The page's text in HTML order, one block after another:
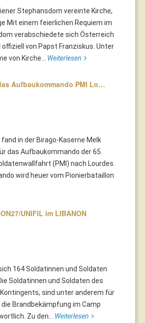
Stephansdom vereinte Kirche,
Mit einem feierlichen Requiem im
verabschiedete sich Österreich
von Papst Franziskus. Unter
von Kirche... Weiterlesen
Aufbaukommando PMI Lo…
fand in der Birago-Kaserne Melk
das Aufbaukommando der 65.
(PMI) nach Lourdes
wird heuer vom Pionierbataillon
UNIFIL im LIBANON
164 Soldatinnen und Soldaten
Soldatinnen und Soldaten des
sind unter anderem für
Brandbekämpfung im Camp
Zu den... Weiterlesen